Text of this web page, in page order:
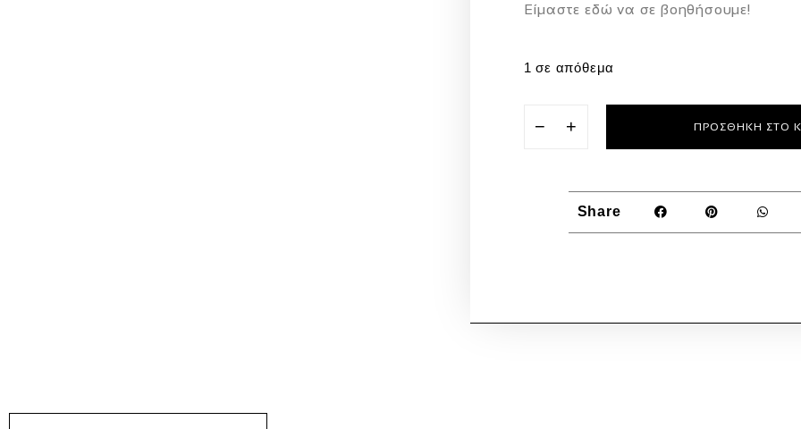
Eίμαστε εδώ να σε βοηθήσουμε!
1 σε απόθεμα
− + ΠΡΟΣΘΉΚΗ ΣΤΟ
Share